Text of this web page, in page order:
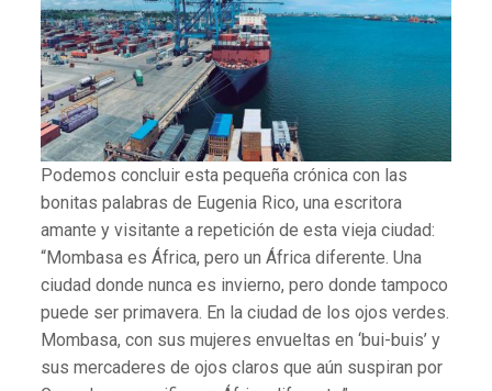
Podemos concluir esta pequeña crónica con las
bonitas palabras de Eugenia Rico, una escritora
amante y visitante a repetición de esta vieja ciudad:
“Mombasa es África, pero un África diferente. Una
ciudad donde nunca es invierno, pero donde tampoco
puede ser primavera. En la ciudad de los ojos verdes.
Mombasa, con sus mujeres envueltas en ‘bui-buis’ y
sus mercaderes de ojos claros que aún suspiran por